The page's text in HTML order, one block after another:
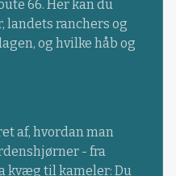
66. Her kan du
ranchers og
og hvilke håb og
af, hvordan man
- fra
kvæg til kameler: Du